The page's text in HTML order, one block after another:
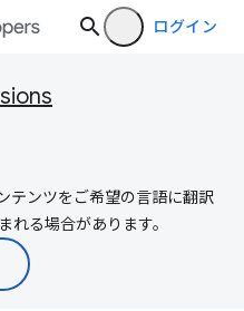
ログイン
テンツをご希望の言語に翻訳
れる場合があります。